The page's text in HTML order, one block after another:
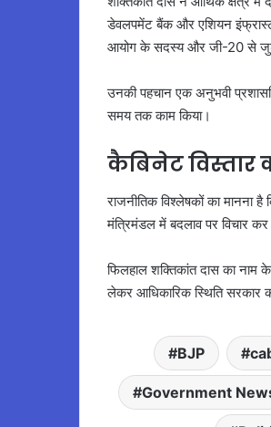
डेवलपमेंट बैंक और एशियन
आयोग के सदस्य और जी-20 से जुड़े
उनकी पहचान एक अनुभवी
समय तक काम किया।
कैबिनेट विस्तार
राजनीतिक विश्लेषकों का मानना
मंत्रिमंडल में बदलाव पर विचार कर
फिलहाल शक्तिकांत दास का नाम
लेकर आधिकारिक स्थिति सरकार
BJP
Government